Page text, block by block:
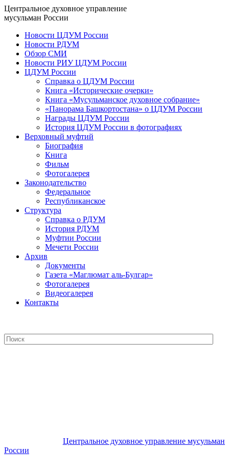
Центральное духовное управление
мусульман России
Новости ЦДУМ России
Новости РДУМ
Обзор СМИ
Новости РИУ ЦДУМ России
ЦДУМ России
Справка о ЦДУМ России
Книга «Исторические очерки»
Книга «Мусульманское духовное собрание»
«Панорама Башкортостана» о ЦДУМ России
Награды ЦДУМ России
История ЦДУМ России в фотографиях
Верховный муфтий
Биография
Книга
Фильм
Фотогалерея
Законодательство
Федеральное
Республиканское
Структура
Справка о РДУМ
История РДУМ
Муфтии России
Мечети России
Архив
Документы
Газета «Маглюмат аль-Булгар»
Фотогалерея
Видеогалерея
Контакты
Центральное духовное управление мусульман
России